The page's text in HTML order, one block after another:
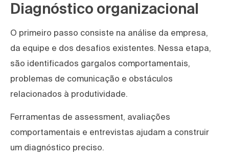
Diagnóstico organizacional
O primeiro passo consiste na análise da empresa,
da equipe e dos desafios existentes. Nessa etapa,
são identificados gargalos comportamentais,
problemas de comunicação e obstáculos
relacionados à produtividade.
Ferramentas de assessment, avaliações
comportamentais e entrevistas ajudam a construir
um diagnóstico preciso.